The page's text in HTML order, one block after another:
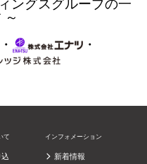
ングスグループの一
～
・
・
て インフォメーション
新着情報